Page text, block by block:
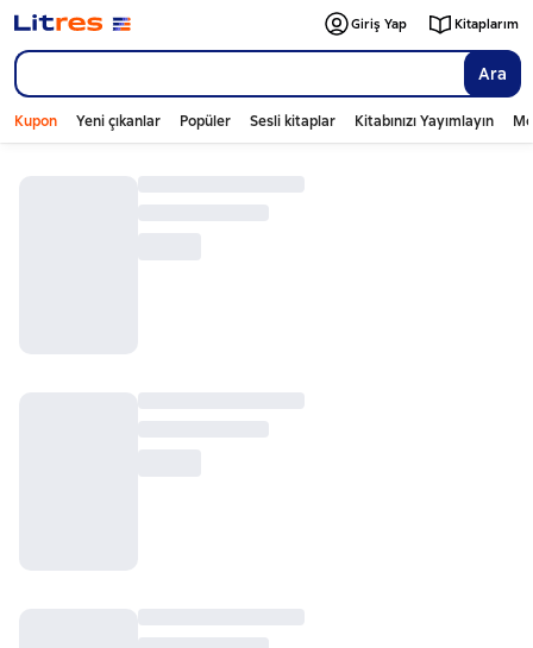
Ara
Giriş Yap Kitaplarım
Kupon Yeni çıkanlar Popüler Sesli kitaplar Kitabınızı Yayımlayın